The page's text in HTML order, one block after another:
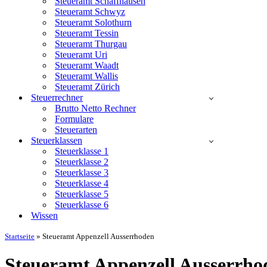
Steueramt Schwyz
Steueramt Solothurn
Steueramt Tessin
Steueramt Thurgau
Steueramt Uri
Steueramt Waadt
Steueramt Wallis
Steueramt Zürich
Steuerrechner
Brutto Netto Rechner
Formulare
Steuerarten
Steuerklassen
Steuerklasse 1
Steuerklasse 2
Steuerklasse 3
Steuerklasse 4
Steuerklasse 5
Steuerklasse 6
Wissen
Startseite » Steueramt Appenzell Ausserrhoden